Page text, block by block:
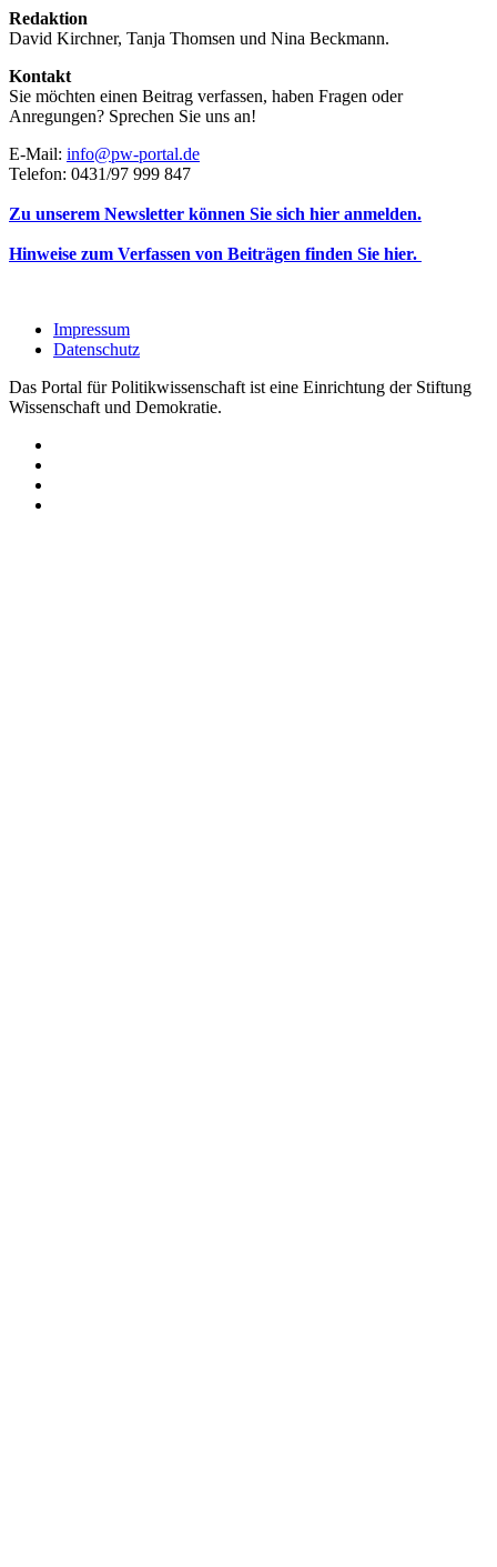
Redaktion
David Kirchner, Tanja Thomsen und Nina Beckmann.
Kontakt
Sie möchten einen Beitrag verfassen, haben Fragen oder
Anregungen? Sprechen Sie uns an!
E-Mail: info@pw-portal.de
Telefon: 0431/97 999 847
Zu unserem Newsletter können Sie sich hier anmelden.
Hinweise zum Verfassen von Beiträgen finden Sie hier.
Impressum
Datenschutz
Das Portal für Politikwissenschaft ist eine Einrichtung der Stiftung
Wissenschaft und Demokratie.